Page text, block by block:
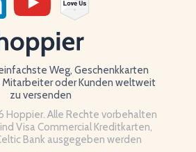
Weg, Geschenkkarten
Mitarbeiter oder Kunden weltweit
zu versenden
Hoppier. Alle Rechte vorbehalten
Visa Commercial Kreditkarten,
Bank ausgegeben werden